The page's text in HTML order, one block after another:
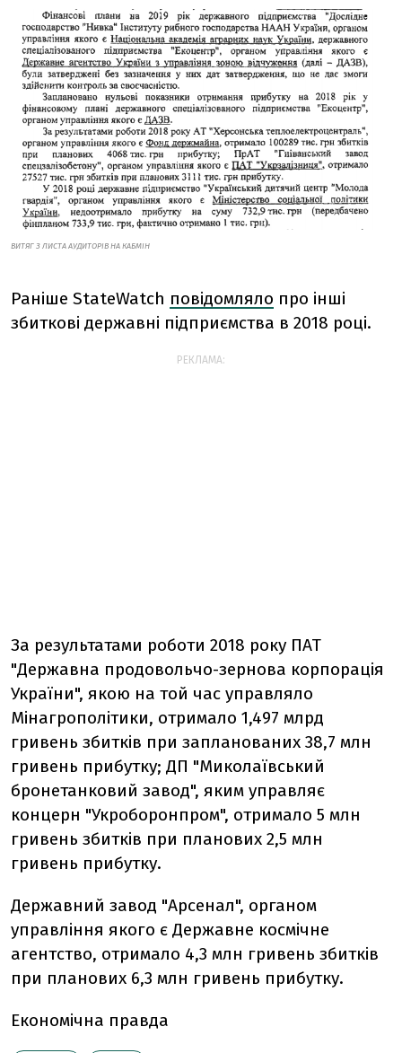
ВИТЯГ З ЛИСТА АУДИТОРІВ НА КАБМІН
Раніше StateWatch повідомляло про інші
збиткові державні підприємства в 2018 році.
РЕКЛАМА:
За результатами роботи 2018 року ПАТ
"Державна продовольчо-зернова корпорація
України", якою на той час управляло
Мінагрополітики, отримало 1,497 млрд
гривень збитків при запланованих 38,7 млн
гривень прибутку; ДП "Миколаївський
бронетанковий завод", яким управляє
концерн "Укроборонпром", отримало 5 млн
гривень збитків при планових 2,5 млн
гривень прибутку.
Державний завод "Арсенал", органом
управління якого є Державне космічне
агентство, отримало 4,3 млн гривень збитків
при планових 6,3 млн гривень прибутку.
Економічна правда